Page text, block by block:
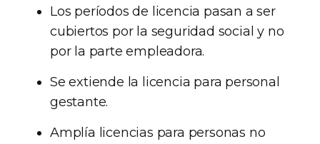
Los períodos de licencia pasan a ser
cubiertos por la seguridad social y no
por la parte empleadora.
Se extiende la licencia para personal
gestante.
Amplía licencias para personas no